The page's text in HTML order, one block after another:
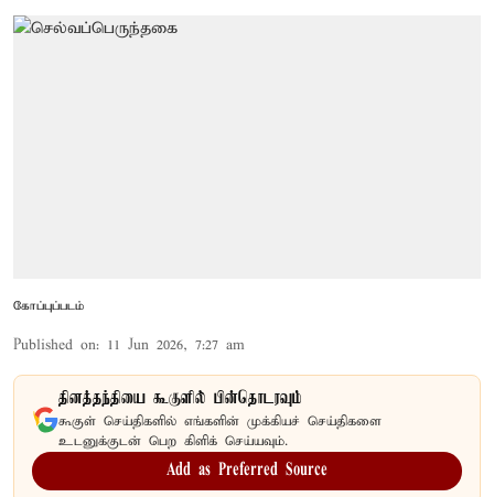
கோப்புப்படம்
Published on: 11 Jun 2026, 7:27 am
தினத்தந்தியை கூகுளில் பின்தொடரவும்
கூகுள் செய்திகளில் எங்களின் முக்கியச் செய்திகளை
உடனுக்குடன் பெற கிளிக் செய்யவும்.
Add as Preferred Source